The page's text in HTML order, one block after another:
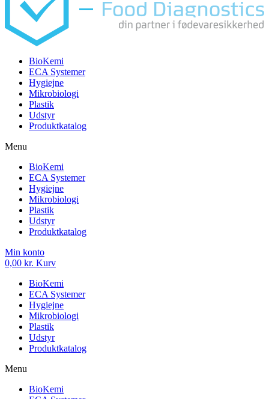
BioKemi
ECA Systemer
Hygiejne
Mikrobiologi
Plastik
Udstyr
Produktkatalog
Menu
BioKemi
ECA Systemer
Hygiejne
Mikrobiologi
Plastik
Udstyr
Produktkatalog
Min konto
0,00 kr. Kurv
BioKemi
ECA Systemer
Hygiejne
Mikrobiologi
Plastik
Udstyr
Produktkatalog
Menu
BioKemi